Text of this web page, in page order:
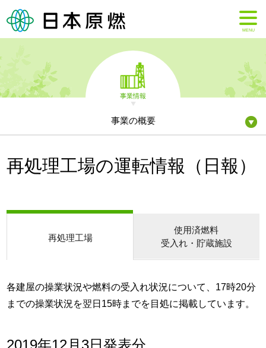
MENU
事業情報
事業の概要
再処理工場の運転情報（日報）
再処理工場
使用済燃料
受入れ・貯蔵施設
各建屋の操業状況や燃料の受入れ状況について、17時20分
までの操業状況を翌日15時までを目処に掲載しています。
2019年12月3日発表分